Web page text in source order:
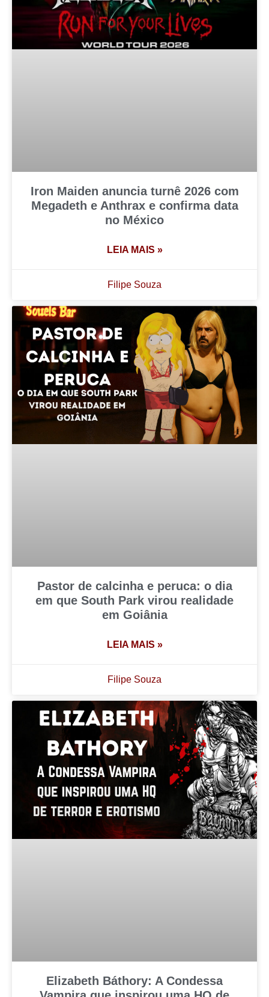
Iron Maiden anuncia turnê 2026 com
Megadeth e Anthrax e confirma data
no México
LEIA MAIS »
Filipe Souza
Pastor de calcinha e peruca: o dia
em que South Park virou realidade
em Goiânia
LEIA MAIS »
Filipe Souza
Elizabeth Báthory: A Condessa